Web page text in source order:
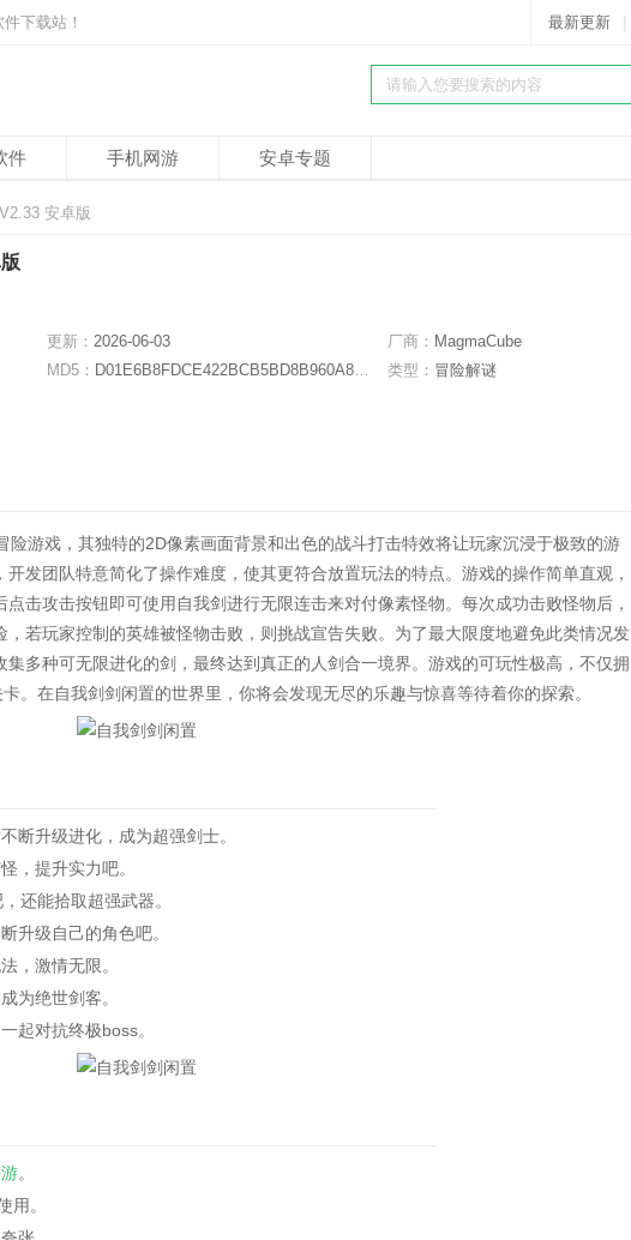
下载站！ 最新更新
件 手机网游 安卓专题
安卓版
更新： 2026-06-03 厂商： MagmaCube
MD5： D01E6B8FDCE422BCB5BD8B960A899205 类型： 冒险解谜
险游戏，其独特的2D像素画面背景和出色的战斗打击特效将让玩家沉浸于极致的游
发团队特意简化了操作难度，使其更符合放置玩法的特点。游戏的操作简单直观，
击攻击按钮即可使用自我剑进行无限连击来对付像素怪物。每次成功击败怪物后，
若玩家控制的英雄被怪物击败，则挑战宣告失败。为了最大限度地避免此类情况发
多种可无限进化的剑，最终达到真正的人剑合一境界。游戏的可玩性极高，不仅拥
。在自我剑剑闲置的世界里，你将会发现无尽的乐趣与惊喜等待着你的探索。
升级进化，成为超强剑士。
提升实力吧。
能拾取超强武器。
级自己的角色吧。
激情无限。
绝世剑客。
对抗终极boss。
。
。